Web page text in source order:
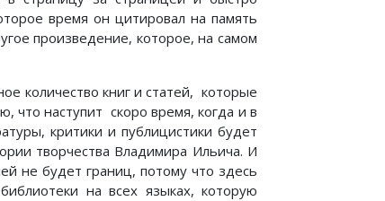
время он цитировал на память
произведение, которое, на самом
количество книг и статей, которые
что наступит скоро время, когда и в
критики и публицистики будет
творчества Владимира Ильича. И
не будет границ, потому что здесь
на всех языках, которую